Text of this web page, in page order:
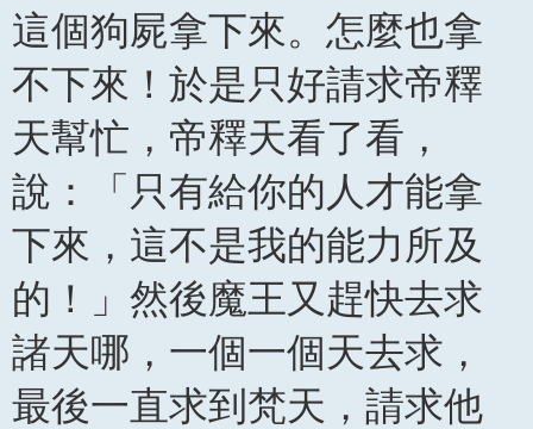
這個狗屍拿下來。怎麼也拿
不下來！於是只好請求帝釋
天幫忙，帝釋天看了看，
說：「只有給你的人才能拿
下來，這不是我的能力所及
的！」然後魔王又趕快去求
諸天哪，一個一個天去求，
最後一直求到梵天，請求他